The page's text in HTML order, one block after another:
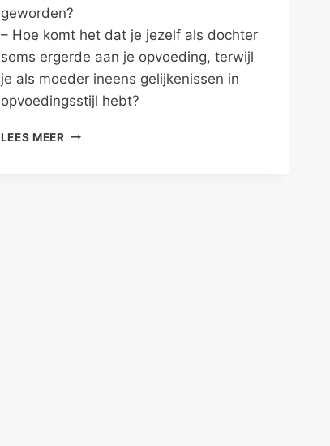
geworden?
– Hoe komt het dat je jezelf als dochter
soms ergerde aan je opvoeding, terwijl
je als moeder ineens gelijkenissen in
opvoedingsstijl hebt?
LEES MEERMOEDERS